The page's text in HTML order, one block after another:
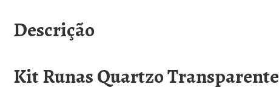
Descrição
Kit Runas Quartzo Transparente